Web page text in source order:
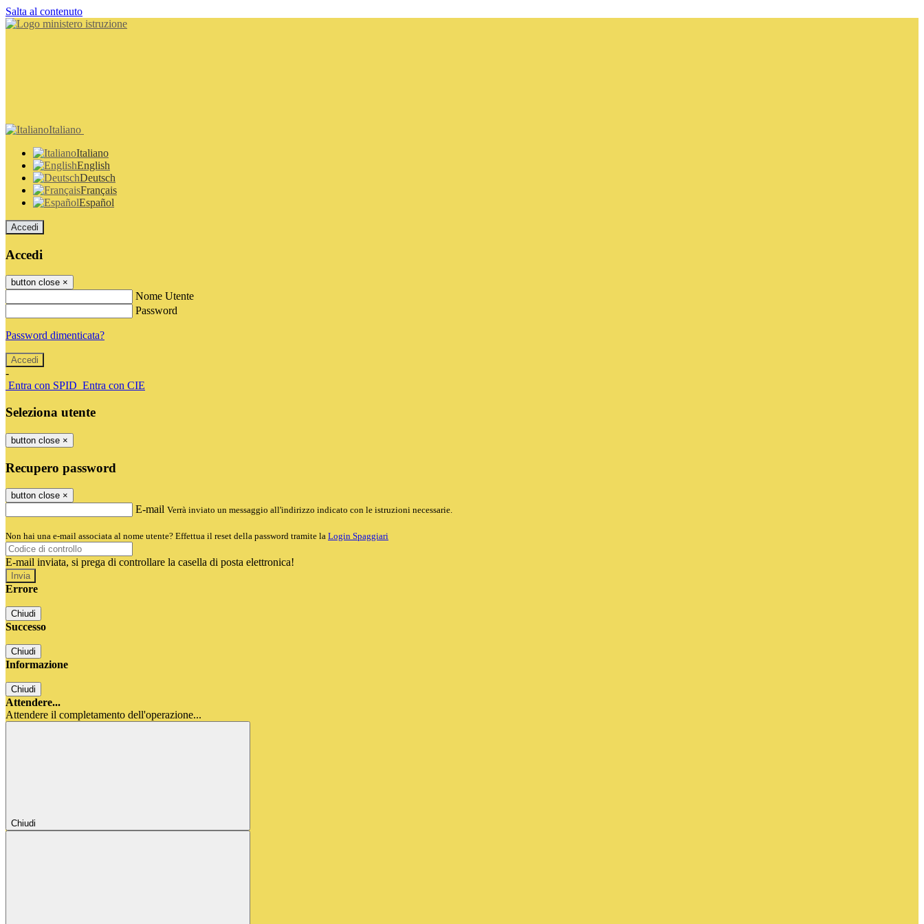
Salta al contenuto
Italiano
Italiano
English
Deutsch
Français
Español
Accedi
Accedi
button close ×
Nome Utente
Password
Password dimenticata?
-
Entra con SPID Entra con CIE
Seleziona utente
button close ×
Recupero password
button close ×
E-mail Verrà inviato un messaggio all'indirizzo indicato con le istruzioni necessarie.
Non hai una e-mail associata al nome utente? Effettua il reset della password tramite la Login Spaggiari
E-mail inviata, si prega di controllare la casella di posta elettronica!
Errore
Chiudi
Successo
Chiudi
Informazione
Chiudi
Attendere...
Attendere il completamento dell'operazione...
Chiudi